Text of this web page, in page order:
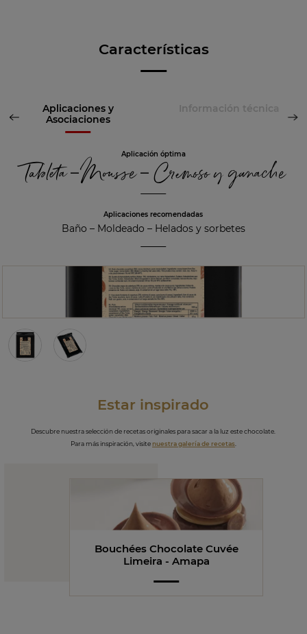
Características
Aplicaciones y
Asociaciones
Información técnica
Aplicación óptima
Tableta – Mousse – Cremoso y ganache
Aplicaciones recomendadas
Baño – Moldeado – Helados y sorbetes
Estar inspirado
Descubre nuestra selección de recetas originales para sacar a la luz este chocolate.
Para más inspiración, visitenuestra galería de recetas.
Bouchées Chocolate Cuvée
Limeira - Amapa